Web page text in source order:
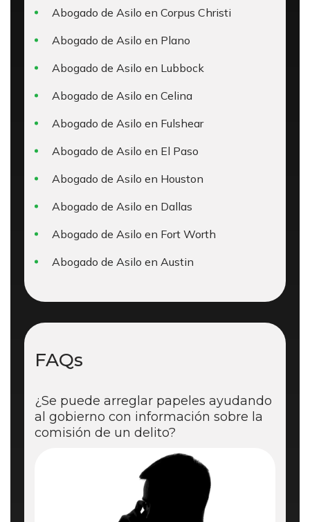
Abogado de Asilo en Corpus Christi
Abogado de Asilo en Plano
Abogado de Asilo en Lubbock
Abogado de Asilo en Celina
Abogado de Asilo en Fulshear
Abogado de Asilo en El Paso
Abogado de Asilo en Houston
Abogado de Asilo en Dallas
Abogado de Asilo en Fort Worth
Abogado de Asilo en Austin
FAQs
¿Se puede arreglar papeles ayudando
al gobierno con información sobre la
comisión de un delito?